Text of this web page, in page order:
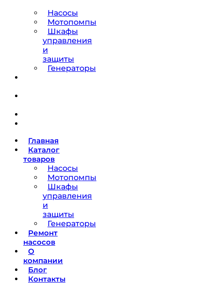
Насосы
Мотопомпы
Шкафы
управления
и
защиты
Генераторы
Главная
Каталог
товаров
Насосы
Мотопомпы
Шкафы
управления
и
защиты
Генераторы
Ремонт
насосов
О
компании
Блог
Контакты